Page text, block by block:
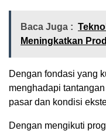
Baca Juga :
Meningkatkan
Dengan fondasi yang
menghadapi
pasar dan kondisi
Dengan mengikuti